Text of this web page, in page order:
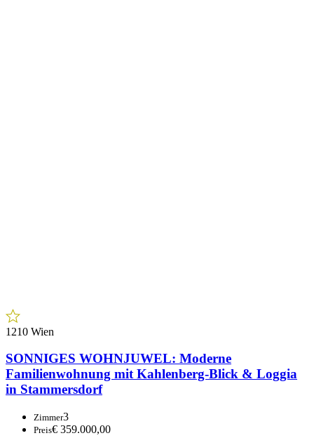
1210 Wien
SONNIGES WOHNJUWEL: Moderne
Familienwohnung mit Kahlenberg-Blick & Loggia
in Stammersdorf
Zimmer3
Preis€ 359.000,00